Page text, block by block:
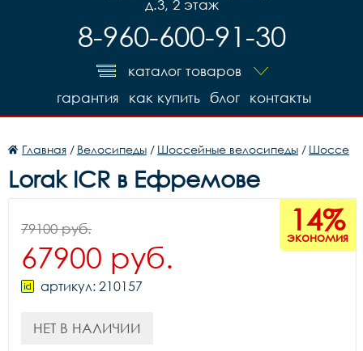
д.3, 2 этаж
8-960-600-91-30
каталог товаров
контакты
блог
как купить
гарантия
Главная / Велосипеды / Шоссейные велосипеды / Шоссе
Lorak ICR в Ефремове
14%
экономия
79100 руб.
67900 руб.
артикул: 210157
НЕТ В НАЛИЧИИ